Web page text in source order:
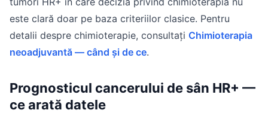
este clară doar pe baza criteriilor clasice. Pentru
detalii despre chimioterapie, consultați Chimioterapia
neoadjuvantă — când și de ce.
Prognosticul cancerului de sân HR+ —
ce arată datele